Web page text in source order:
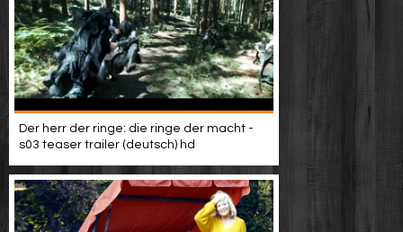
Der herr der ringe: die ringe der macht -
s03 teaser trailer (deutsch) hd